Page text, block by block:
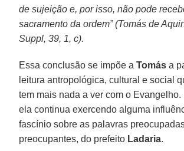
de sujeição e, por isso, não pode
sacramento da ordem” (Tomás de
Suppl, 39, 1, c).
Essa conclusão se impõe aTomás a
leitura antropológica, cultural e social
tem mais nada a ver com o Evangelho.
ela continua exercendo alguma
fascínio sobre as palavras
preocupantes, do prefeito Ladaria.